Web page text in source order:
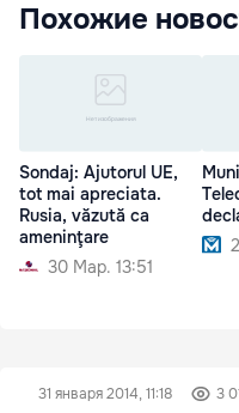
Похожие
Sondaj: Ajutorul UE,
tot mai apreciata.
Rusia, văzută ca
ameninţare
30 Мар. 13:51
31 января 2014, 11:18 3